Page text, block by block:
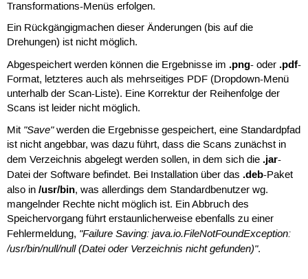
Transformations-Menüs erfolgen.
Ein Rückgängigmachen dieser Änderungen (bis auf die
Drehungen) ist nicht möglich.
Abgespeichert werden können die Ergebnisse im .png- oder .pdf-
Format, letzteres auch als mehrseitiges PDF (Dropdown-Menü
unterhalb der Scan-Liste). Eine Korrektur der Reihenfolge der
Scans ist leider nicht möglich.
Mit "Save"werden die Ergebnisse gespeichert, eine Standardpfad
ist nicht angebbar, was dazu führt, dass die Scans zunächst in
dem Verzeichnis abgelegt werden sollen, in dem sich die .jar-
Datei der Software befindet. Bei Installation über das .deb-Paket
also in /usr/bin, was allerdings dem Standardbenutzer wg.
mangelnder Rechte nicht möglich ist. Ein Abbruch des
Speichervorgang führt erstaunlicherweise ebenfalls zu einer
Fehlermeldung, "Failure Saving: java.io.FileNotFoundException:
/usr/bin/null/null (Datei oder Verzeichnis nicht gefunden)".